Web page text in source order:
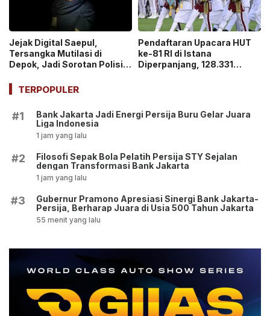
Jejak Digital Saepul,
Tersangka Mutilasi di
Depok, Jadi Sorotan Polisi
Pendaftaran Upacara HUT
ke-81 RI di Istana
Diperpanjang, 128.331
TERPOPULER
#1
Bank Jakarta Jadi Energi Persija Buru Gelar Juara
Liga Indonesia
1 jam yang lalu
#2
Filosofi Sepak Bola Pelatih Persija STY Sejalan
dengan Transformasi Bank Jakarta
1 jam yang lalu
#3
Gubernur Pramono Apresiasi Sinergi Bank Jakarta-
Persija, Berharap Juara di Usia 500 Tahun Jakarta
55 menit yang lalu